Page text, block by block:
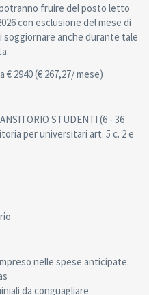
fruire del posto letto
con esclusione del mese di
soggiornare anche durante tale
2940 (€ 267,27/ mese)
STUDENTI (6 - 36
per universitari art. 5 c. 2 e
nelle spese anticipate:
da conguagliare